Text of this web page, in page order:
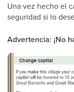
Una vez hecho el
seguridad si lo
Advertencia: ¡No